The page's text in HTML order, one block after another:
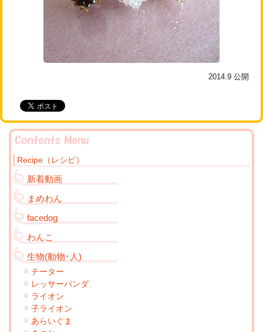
2014.9 公開
Recipe（レシピ）
新着動画
まめわん
facedog
わんこ
生物(動物･人)
チーター
レッサーパンダ
ライオン
子ライオン
あらいぐま